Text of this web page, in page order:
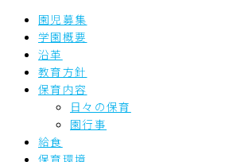
園児募集
学園概要
沿革
教育方針
保育内容
日々の保育
園行事
給食
保育環境